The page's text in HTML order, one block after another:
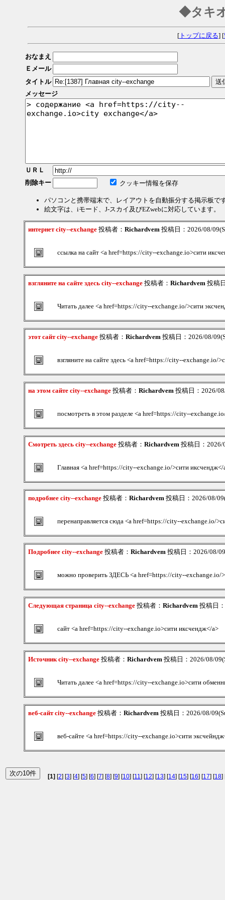
◆タキ
[トップに戻る] [
おなまえ
Ｅメール
タイトル
メッセージ
ＵＲＬ
削除キー
クッキー情報を保存
パソコンと携帯端末で、レイアウトを自動振分する掲示板で
絵文字は、iモード、J-スカイ及びEZwebに対応しています。
интернет city--exchange 投稿者： Richardvem 投稿日：2026/08/
ссылка на сайт <a href=https://city--exchange.io>сити
взгляните на сайте здесь city--exchange 投稿者： Richardvem 投稿
Читать далее <a href=https://city--exchange.io/>сити
этот сайт city--exchange 投稿者： Richardvem 投稿日：2026/08/
взгляните на сайте здесь <a href=https://city--exchange.io/
на этом сайте city--exchange 投稿者： Richardvem 投稿日：2026/
посмотреть в этом разделе <a href=https://city--
Смотреть здесь city--exchange 投稿者： Richardvem 投稿日：
Главная <a href=https://city--exchange.io/>сити иксчендж</
подробнее city--exchange 投稿者： Richardvem 投稿日：2026/08/
перенаправляется сюда <a href=https://city--exchange.io/
Подробнее city--exchange 投稿者： Richardvem 投稿日：2026/08/
можно проверить ЗДЕСЬ <a href=https://city--exchange.io/
Следующая страница city--exchange 投稿者： Richardvem 投稿日
сайт <a href=https://city--exchange.io>сити иксчендж</a>
Источник city--exchange 投稿者： Richardvem 投稿日：2026/08/
Читать далее <a href=https://city--exchange.io>сити
веб-сайт city--exchange 投稿者： Richardvem 投稿日：2026/08/
веб-сайте <a href=https://city--exchange.io>сити
[1] [2] [3] [4] [5] [6] [7] [8] [9] [10] [11] [12] [13] [14] [15] [16] [17] [18]